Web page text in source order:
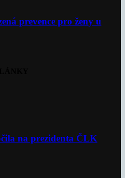
prevence pro ženy u
na prezidenta ČLK